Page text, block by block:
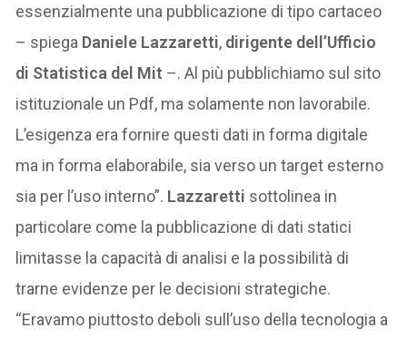
essenzialmente una pubblicazione di tipo cartaceo
– spiega Daniele Lazzaretti, dirigente dell’Ufficio
di Statistica del Mit –. Al più pubblichiamo sul sito
istituzionale un Pdf, ma solamente non lavorabile.
L’esigenza era fornire questi dati in forma digitale
ma in forma elaborabile, sia verso un target esterno
sia per l’uso interno”. Lazzaretti sottolinea in
particolare come la pubblicazione di dati statici
limitasse la capacità di analisi e la possibilità di
trarne evidenze per le decisioni strategiche.
“Eravamo piuttosto deboli sull’uso della tecnologia a